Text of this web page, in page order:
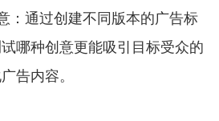
通过创建不同版本的广告标
哪种创意更能吸引目标受众的
告内容。